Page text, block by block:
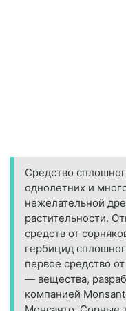
Средство
однолетних и
нежелательной
растительности.
средств от
гербицид
первое средство
— вещества,
компанией